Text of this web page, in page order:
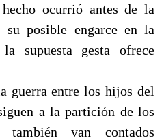
ocurrió antes de la
su posible engarce en la
supuesta gesta ofrece
guerra entre los hijos del
a la partición de los
van contados